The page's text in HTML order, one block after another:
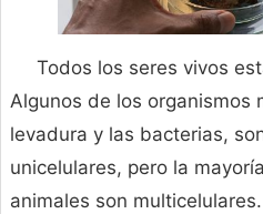
Todos los seres vivos
Algunos de los organismos
levadura y las bacterias,
unicelulares, pero la
animales son